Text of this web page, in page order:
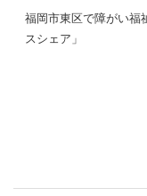
福岡市東区で障がい福
スシェア」